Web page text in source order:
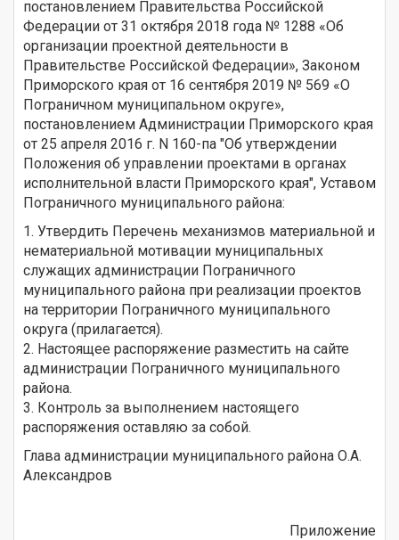
постановлением Правительства Российской
Федерации от 31 октября 2018 года № 1288 «Об
организации проектной деятельности в
Правительстве Российской Федерации», Законом
Приморского края от 16 сентября 2019 № 569 «О
Пограничном муниципальном округе»,
постановлением Администрации Приморского края
от 25 апреля 2016 г. N 160-па "Об утверждении
Положения об управлении проектами в органах
исполнительной власти Приморского края", Уставом
Пограничного муниципального района:
1. Утвердить Перечень механизмов материальной и
нематериальной мотивации муниципальных
служащих администрации Пограничного
муниципального района при реализации проектов
на территории Пограничного муниципального
округа (прилагается).
2. Настоящее распоряжение разместить на сайте
администрации Пограничного муниципального
района.
3. Контроль за выполнением настоящего
распоряжения оставляю за собой.
Глава администрации муниципального района О.А.
Александров
Приложение